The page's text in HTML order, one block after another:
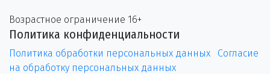
Возрастное ограничение 16+
Политика конфиденциальности
Политика обработки персональных данных
Согласие
на обработку персональных данных